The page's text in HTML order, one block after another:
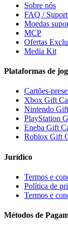
Sobre nós
FAQ /
Moedas
MCP
Ofertas
Media Kit
Plataformas de
Cartões-
Xbox Gift
Nintendo
PlayStation
Eneba Gift
Roblox Gift
Jurídico
Termos e
Política de
Termos e
Métodos de